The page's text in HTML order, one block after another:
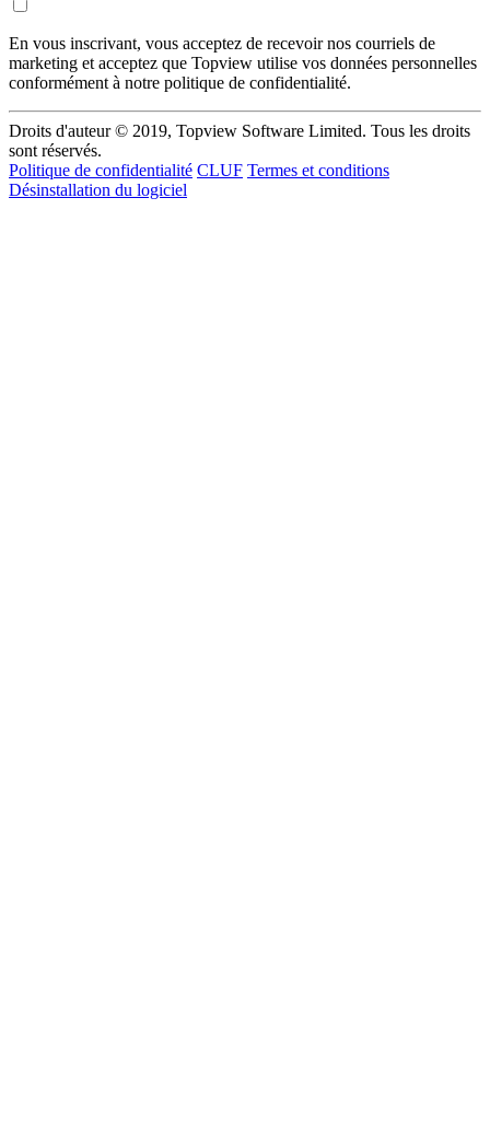
En vous inscrivant, vous acceptez de recevoir nos courriels de
marketing et acceptez que Topview utilise vos données personnelles
conformément à notre politique de confidentialité.
Droits d'auteur © 2019, Topview Software Limited. Tous les droits
sont réservés.
Politique de confidentialité CLUF Termes et conditions
Désinstallation du logiciel